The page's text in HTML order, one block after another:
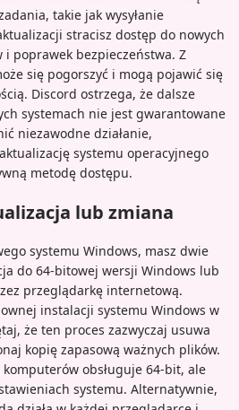
takie jak wysyłanie
stracisz dostęp do nowych
i poprawek bezpieczeństwa. Z
się pogorszyć i mogą pojawić się
Discord ostrzega, że dalsze
systemach nie jest gwarantowane
niezawodne działanie,
systemu operacyjnego
metodę dostępu.
lub zmiana
systemu Windows, masz dwie
do 64-bitowej wersji Windows lub
przeglądarkę internetową.
instalacji systemu Windows w
że ten proces zazwyczaj usuwa
kopię zapasową ważnych plików.
komputerów obsługuje 64-bit, ale
systemu. Alternatywnie,